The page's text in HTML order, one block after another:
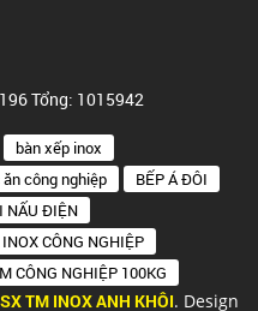
Tổng: 1015942
bàn xếp inox
công nghiệp
BẾP Á ĐÔI
NẤU ĐIỆN
CÔNG NGHIỆP
CÔNG NGHIỆP 100KG
TM INOX ANH KHÔI. Design